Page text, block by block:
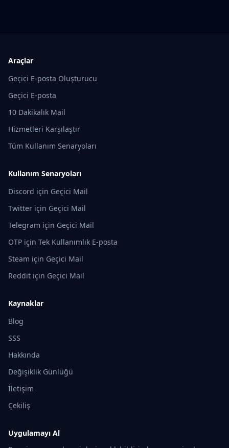
Araçlar
Geçici E-posta Oluşturucu
Geçici E-posta
10 Dakikalık Mail
Hizmetleri Karşılaştır
Tüm Kullanım Senaryoları
Kullanım Senaryoları
Discord için Geçici Mail
Twitter için Geçici Mail
Telegram için Geçici Mail
OTP için Tek Kullanımlık E-posta
Steam için Geçici Mail
Reddit için Geçici Mail
Kaynaklar
Blog
SSS
Hakkında
Değişiklik Günlüğü
İletişim
Çekiliş
Uygulamayı Al